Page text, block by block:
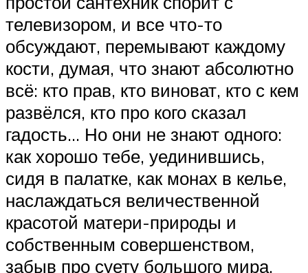
телевизором, и все что-то
обсуждают, перемывают каждому
кости, думая, что знают абсолютно
всё: кто прав, кто виноват, кто с кем
развёлся, кто про кого сказал
гадость… Но они не знают одного:
как хорошо тебе, уединившись,
сидя в палатке, как монах в келье,
наслаждаться величественной
красотой матери-природы и
собственным совершенством,
забыв про суету большого мира.